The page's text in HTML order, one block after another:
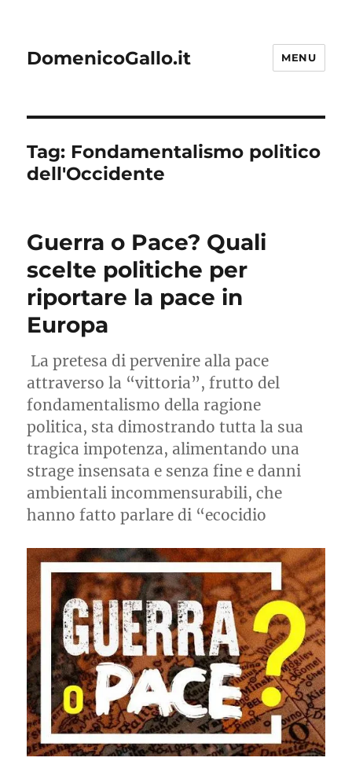
DomenicoGallo.it MENU
Tag: Fondamentalismo politico
dell'Occidente
Guerra o Pace? Quali
scelte politiche per
riportare la pace in
Europa
La pretesa di pervenire alla pace
attraverso la “vittoria”, frutto del
fondamentalismo della ragione
politica, sta dimostrando tutta la sua
tragica impotenza, alimentando una
strage insensata e senza fine e danni
ambientali incommensurabili, che
hanno fatto parlare di “ecocidio